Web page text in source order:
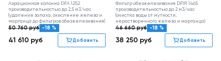
Аэрационная колонна DFA 1252
производительностью до 2,5 м3/час
(удаление запаха, окисление железа и
марганца до фильтров обезжелезивания)
50 760руб -18 %
41 610 руб Добавить
Фильтр обезжелезивания DFIR 1465
производительностью до 2 м3/час
(очистка воды от мутности,
нерастворенного железа и марганца)
46 660руб -18 %
38 250 руб Добавить